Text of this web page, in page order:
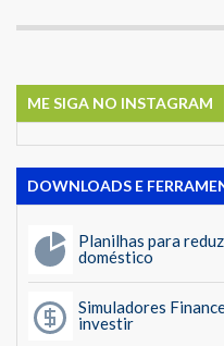
ME SIGA NO INSTAGRAM
DOWNLOADS E
Planilhas para
doméstico
Simuladores
investir